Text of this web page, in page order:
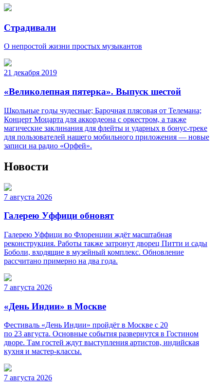
Страдивали
О непростой жизни простых музыкантов
21 декабря 2019
«Великолепная пятерка». Выпуск шестой
Школьные годы чудесные; Барочная плясовая от Телемана;
Концерт Моцарта для аккордеона с оркестром, а также
магические заклинания для флейты и ударных в бонус-треке
для пользователей нашего мобильного приложения — новые
записи на радио «Орфей».
Новости
7 августа 2026
Галерею Уффици обновят
Галерею Уффици во Флоренции ждёт масштабная
реконструкция. Работы также затронут дворец Питти и сады
Боболи, входящие в музейный комплекс. Обновление
рассчитано примерно на два года.
7 августа 2026
«День Индии» в Москве
Фестиваль «День Индии» пройдёт в Москве с 20
по 23 августа. Основные события развернутся в Гостином
дворе. Там гостей ждут выступления артистов, индийская
кухня и мастер-классы.
7 августа 2026